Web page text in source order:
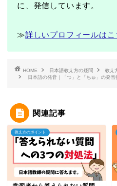
に、発信しています。
≫詳しいプロフィールはこ
HOME 日本語教え方の疑問
教え
日本語の発音｜「つ」と「ちゅ」の発
関連記事
教え方のポイント